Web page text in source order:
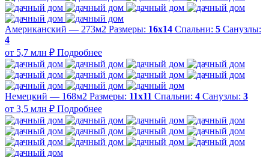
Американский — 273м2 Размеры: 16х14 Спальни: 5 Санузлы:
4
от 5,7 млн ₽ Подробнее
Немецкий — 168м2 Размеры: 11х11 Спальни: 4 Санузлы: 3
от 3,5 млн ₽ Подробнее